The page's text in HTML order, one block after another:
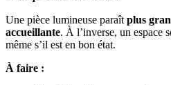
Une pièce lumineuse paraît plus
accueillante. À l’inverse, un espace
même s’il est en bon état.
À faire :